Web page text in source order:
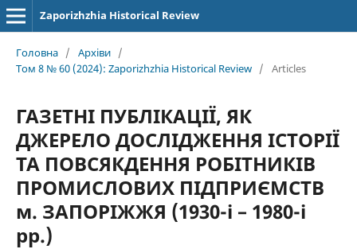
Zaporizhzhia Historical Review
Головна / Архіви /
Том 8 № 60 (2024): Zaporizhzhia Historical Review / Articles
ГАЗЕТНІ ПУБЛІКАЦІЇ, ЯК
ДЖЕРЕЛО ДОСЛІДЖЕННЯ ІСТОРІЇ
ТА ПОВСЯКДЕННЯ РОБІТНИКІВ
ПРОМИСЛОВИХ ПІДПРИЄМСТВ
м. ЗАПОРІЖЖЯ (1930-і – 1980-і
рр.)